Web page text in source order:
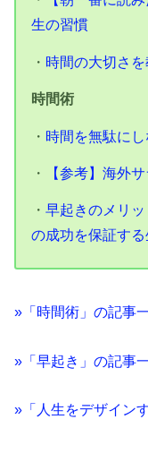
生の習慣
・ 時間の大切さ
時間術
・ 時間を無駄に
・ 【参考】海外
・早起きのメリ
の成功を保証す
»「時間術」の記事
»「早起き」の記事
»「人生をデザイン